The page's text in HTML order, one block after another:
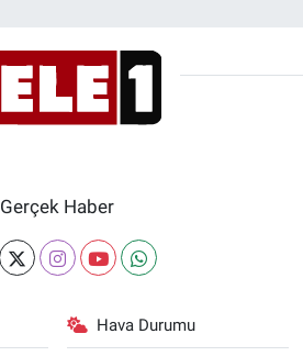
Gerçek Haber
Hava Durumu